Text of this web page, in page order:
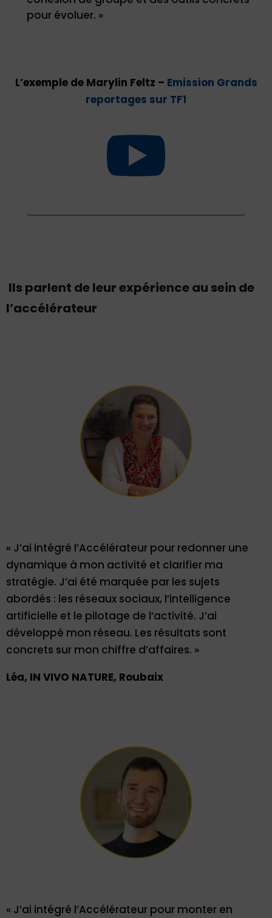
pour évoluer. »
L’exemple de Marylin Feltz – Emission Grands
reportages sur TF1

Ils parlent de leur expérience au sein de
l’accélérateur
« J’ai intégré l’Accélérateur pour redonner une
dynamique à mon activité et clarifier ma
stratégie. J’ai été marquée par les sujets
abordés : les réseaux sociaux, l’intelligence
artificielle et le pilotage de l’activité. J’ai
développé mon réseau. Les résultats sont
concrets sur mon chiffre d’affaires. »
Léa, IN VIVO NATURE, Roubaix
« J’ai intégré l’Accélérateur pour monter en